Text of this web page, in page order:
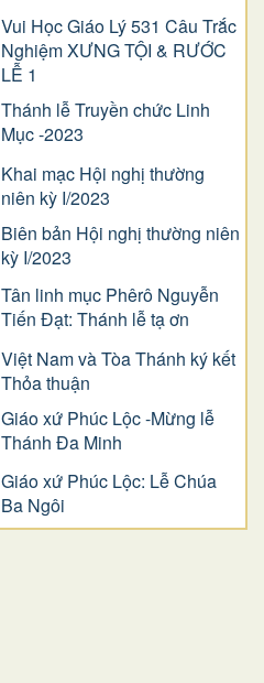
Vui Học Giáo Lý 531 Câu Trắc
Nghiệm XƯNG TỘI & RƯỚC
LỄ 1
Thánh lễ Truyền chức Linh
Mục -2023
Khai mạc Hội nghị thường
niên kỳ I/2023
Biên bản Hội nghị thường niên
kỳ I/2023
Tân linh mục Phêrô Nguyễn
Tiến Đạt: Thánh lễ tạ ơn
Việt Nam và Tòa Thánh ký kết
Thỏa thuận
Giáo xứ Phúc Lộc -Mừng lễ
Thánh Đa Minh
Giáo xứ Phúc Lộc: Lễ Chúa
Ba Ngôi